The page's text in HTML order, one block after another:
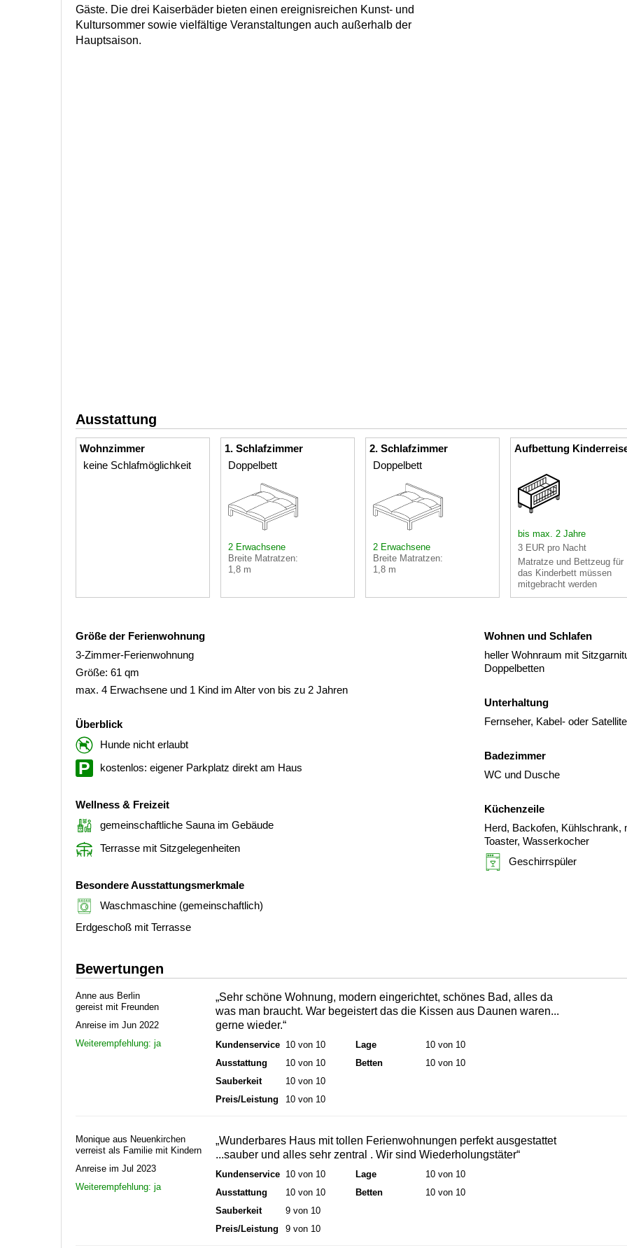
Gäste. Die drei Kaiserbäder bieten einen ereignisreichen Kunst- und
Kultursommer sowie vielfältige Veranstaltungen auch außerhalb der
Hauptsaison.
Ausstattung
Wohnzimmer
keine Schlafmöglichkeit
1. Schlafzimmer
Doppelbett
2 Erwachsene
Breite Matratzen:
1,8 m
2. Schlafzimmer
Doppelbett
2 Erwachsene
Breite Matratzen:
1,8 m
Aufbettung
bis max. 2 Jahre
3 EUR pro Nacht
Matratze und Bettzeug für
das Kinderbett müssen
mitgebracht werden
Größe der Ferienwohnung
3-Zimmer-Ferienwohnung
Größe: 61 qm
max. 4 Erwachsene und 1 Kind im Alter von bis zu 2 Jahren
Überblick
Hunde nicht erlaubt
kostenlos: eigener Parkplatz direkt am Haus
Wellness & Freizeit
gemeinschaftliche Sauna im Gebäude
Terrasse mit Sitzgelegenheiten
Besondere Ausstattungsmerkmale
Waschmaschine (gemeinschaftlich)
Erdgeschoß mit Terrasse
Wohnen und Schlafen
heller Wohnraum mit
Doppelbetten
Unterhaltung
Fernseher, Kabel- oder
Badezimmer
WC und Dusche
Küchenzeile
Herd, Backofen, Kühlschrank,
Toaster, Wasserkocher
Geschirrspüler
Bewertungen
Anne aus Berlin
gereist mit Freunden
Anreise im Jun 2022
Weiterempfehlung: ja
„Sehr schöne Wohnung, modern eingerichtet, schönes Bad, alles da
was man braucht. War begeistert das die Kissen aus Daunen waren...
gerne wieder.“
Kundenservice 10 von 10
Ausstattung
10 von 10
Sauberkeit
10 von 10
Preis/Leistung
10 von 10
Lage
10 von 10
Betten
10 von 10
Monique aus Neuenkirchen
verreist als Familie mit Kindern
Anreise im Jul 2023
Weiterempfehlung: ja
„Wunderbares Haus mit tollen Ferienwohnungen perfekt ausgestattet
...sauber und alles sehr zentral . Wir sind Wiederholungstäter“
Kundenservice 10 von 10
Ausstattung
10 von 10
Sauberkeit
9 von 10
Preis/Leistung
9 von 10
Lage
10 von 10
Betten
10 von 10